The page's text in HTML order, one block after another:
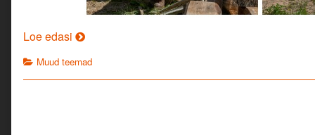
Loe edasi Uued
Categories
Muud teemad